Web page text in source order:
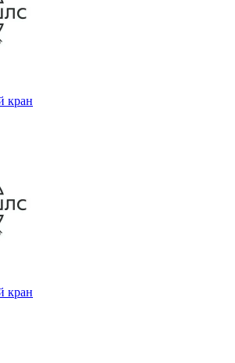
кран
кран